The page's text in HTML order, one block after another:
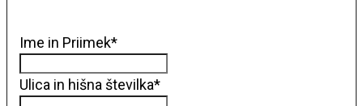
Ime in Priimek*
Ulica in hišna številka*